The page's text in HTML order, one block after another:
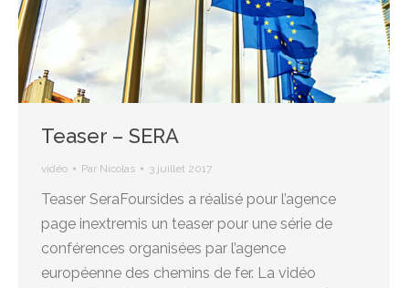
Teaser – SERA
vidéo Par Nicolas 3 juillet 2017
Teaser SeraFoursides a réalisé pour l’agence
page inextremis un teaser pour une série de
conférences organisées par l’agence
européenne des chemins de fer. La vidéo